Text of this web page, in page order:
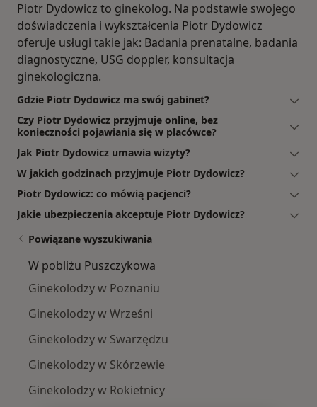
Piotr Dydowicz to ginekolog. Na podstawie swojego
doświadczenia i wykształcenia Piotr Dydowicz
oferuje usługi takie jak: Badania prenatalne, badania
diagnostyczne, USG doppler, konsultacja
ginekologiczna.
Gdzie Piotr Dydowicz ma swój gabinet?
Czy Piotr Dydowicz przyjmuje online, bez
konieczności pojawiania się w placówce?
Jak Piotr Dydowicz umawia wizyty?
W jakich godzinach przyjmuje Piotr Dydowicz?
Piotr Dydowicz: co mówią pacjenci?
Jakie ubezpieczenia akceptuje Piotr Dydowicz?
Powiązane wyszukiwania
W pobliżu Puszczykowa
Ginekolodzy w Poznaniu
Ginekolodzy w Wrześni
Ginekolodzy w Swarzędzu
Ginekolodzy w Skórzewie
Ginekolodzy w Rokietnicy